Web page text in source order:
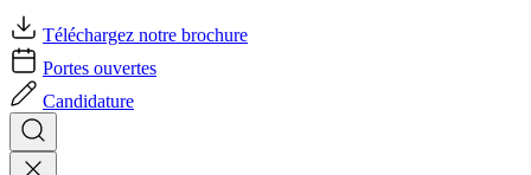
Téléchargez notre brochure
Portes ouvertes
Candidature